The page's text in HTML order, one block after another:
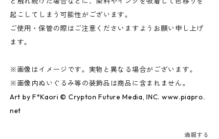
起こしてしまう可能性がございます。
ご使用・保管の際はご注意くださいますようお願い申し上げ
ます。
※画像はイメージです。実物と異なる場合がございます。
※画像内ぬいぐるみ等の装飾品は商品に含まれません。
Art by F*Kaori © Crypton Future Media, INC. www.piapro.
net
通報する